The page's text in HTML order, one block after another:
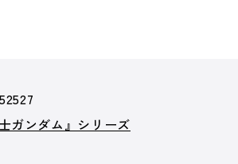
ガンダム』シリーズ